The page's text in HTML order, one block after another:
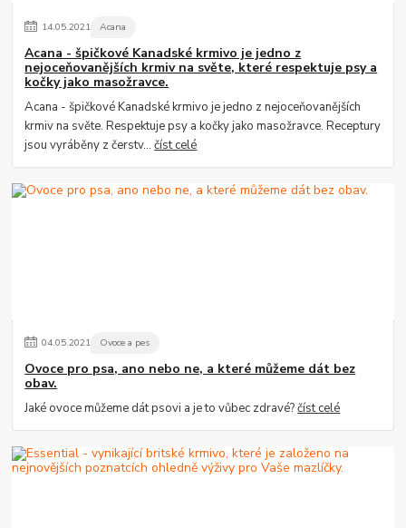
14.05.2021 Acana
Acana - špičkové Kanadské krmivo je jedno z
nejoceňovanějších krmiv na světe, které respektuje psy a
kočky jako masožravce.
Acana - špičkové Kanadské krmivo je jedno z nejoceňovanějších
krmiv na světe. Respektuje psy a kočky jako masožravce. Receptury
jsou vyráběny z čerstv...číst celé
04.05.2021 Ovoce a pes
Ovoce pro psa, ano nebo ne, a které můžeme dát bez
obav.
Jaké ovoce můžeme dát psovi a je to vůbec zdravé?číst celé